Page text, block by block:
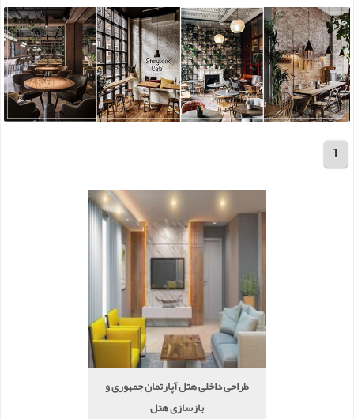
1
طراحی داخلی هتل آپارتمان جمهوری و
بازسازی هتل